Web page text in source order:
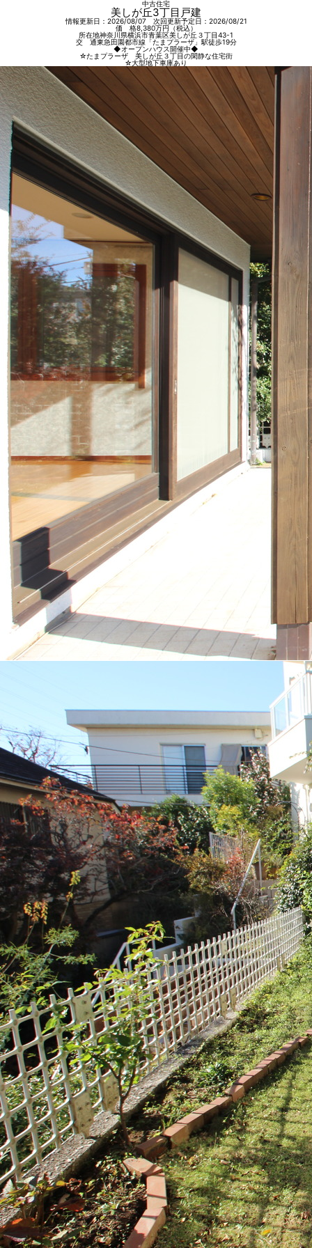
中古住宅
美しが丘3丁目戸建
情報更新日：2026/08/07 次回更新予定日：2026/08/21
価 格8,380万円（税込）
所在地神奈川県横浜市青葉区美しが丘３丁目43-1
交 通東急田園都市線「たまプラーザ」駅徒歩19分
◆オープンハウス開催中◆
☆たまプラーザ 美しが丘３丁目の閑静な住宅街
☆大型地下車庫あり